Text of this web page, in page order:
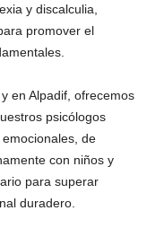
y discalculia,
promover el
en Alpadif, ofrecemos
psicólogos
de
con niños y
para superar
duradero.